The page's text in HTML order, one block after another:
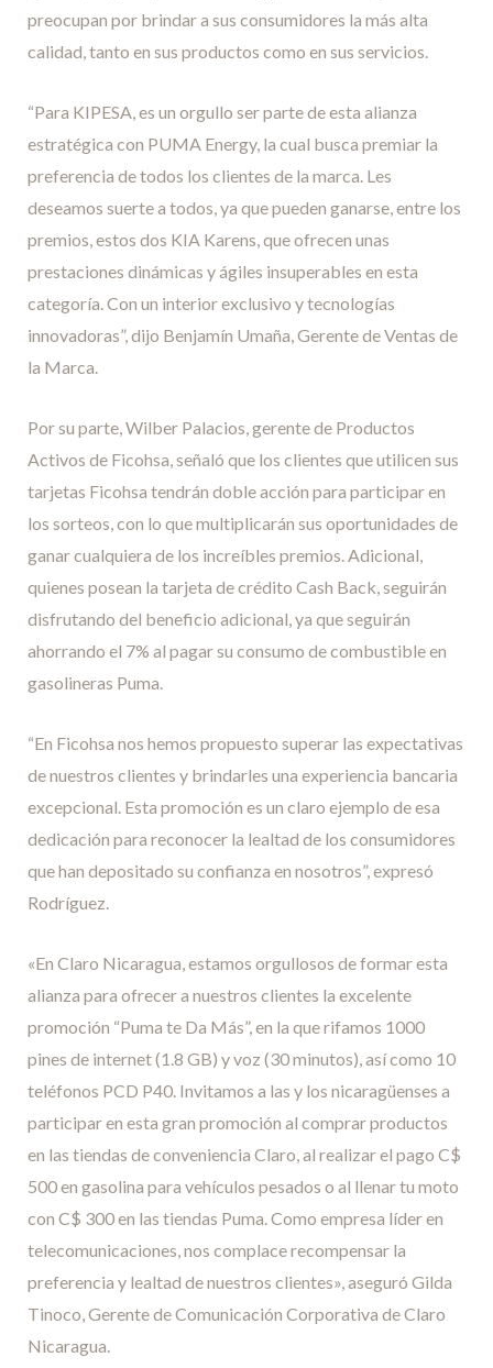
preocupan por brindar a sus consumidores la más alta
calidad, tanto en sus productos como en sus servicios.
“Para KIPESA, es un orgullo ser parte de esta alianza
estratégica con PUMA Energy, la cual busca premiar la
preferencia de todos los clientes de la marca. Les
deseamos suerte a todos, ya que pueden ganarse, entre los
premios, estos dos KIA Karens, que ofrecen unas
prestaciones dinámicas y ágiles insuperables en esta
categoría. Con un interior exclusivo y tecnologías
innovadoras”, dijo Benjamín Umaña, Gerente de Ventas de
la Marca.
Por su parte, Wilber Palacios, gerente de Productos
Activos de Ficohsa, señaló que los clientes que utilicen sus
tarjetas Ficohsa tendrán doble acción para participar en
los sorteos, con lo que multiplicarán sus oportunidades de
ganar cualquiera de los increíbles premios. Adicional,
quienes posean la tarjeta de crédito Cash Back, seguirán
disfrutando del beneficio adicional, ya que seguirán
ahorrando el 7% al pagar su consumo de combustible en
gasolineras Puma.
“En Ficohsa nos hemos propuesto superar las expectativas
de nuestros clientes y brindarles una experiencia bancaria
excepcional. Esta promoción es un claro ejemplo de esa
dedicación para reconocer la lealtad de los consumidores
que han depositado su confianza en nosotros”, expresó
Rodríguez.
«En Claro Nicaragua, estamos orgullosos de formar esta
alianza para ofrecer a nuestros clientes la excelente
promoción “Puma te Da Más”, en la que rifamos 1000
pines de internet (1.8 GB) y voz (30 minutos), así como 10
teléfonos PCD P40. Invitamos a las y los nicaragüenses a
participar en esta gran promoción al comprar productos
en las tiendas de conveniencia Claro, al realizar el pago C$
500 en gasolina para vehículos pesados o al llenar tu moto
con C$ 300 en las tiendas Puma. Como empresa líder en
telecomunicaciones, nos complace recompensar la
preferencia y lealtad de nuestros clientes», aseguró Gilda
Tinoco, Gerente de Comunicación Corporativa de Claro
Nicaragua.